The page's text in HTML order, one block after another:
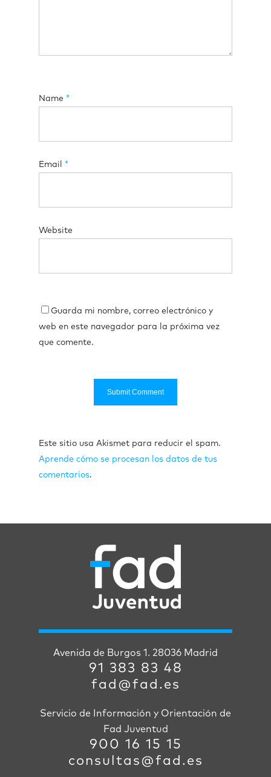
Name *
Email *
Website
Guarda mi nombre, correo electrónico y
web en este navegador para la próxima vez
que comente.
Este sitio usa Akismet para reducir el spam.
Aprende cómo se procesan los datos de tus
comentarios.
Avenida de Burgos 1. 28036 Madrid
91 383 83 48
fad@fad.es
Servicio de Información y Orientación de
Fad Juventud
900 16 15 15
consultas@fad.es